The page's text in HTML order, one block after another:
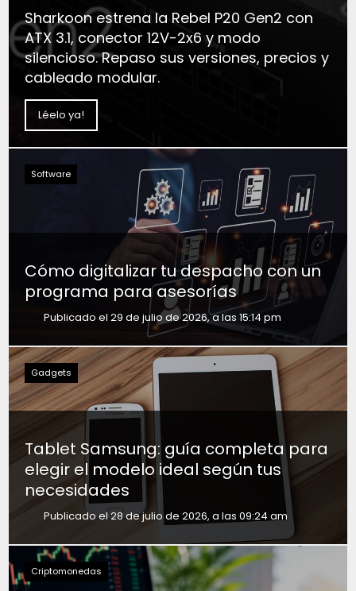
Sharkoon estrena la Rebel P20 Gen2 con
ATX 3.1, conector 12V-2x6 y modo
silencioso. Repaso sus versiones, precios y
cableado modular.
Léelo ya!
Software
Cómo digitalizar tu despacho con un
programa para asesorías
Publicado el 29 de julio de 2026, a las 15:14 pm
Gadgets
Tablet Samsung: guía completa para
elegir el modelo ideal según tus
necesidades
Publicado el 28 de julio de 2026, a las 09:24 am
Criptomonedas